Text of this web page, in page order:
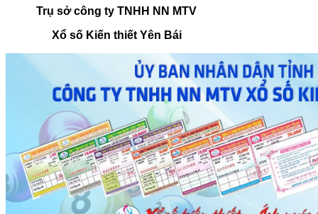
Trụ sở công ty TNHH NN MTV
Xổ số Kiến thiết Yên Bái